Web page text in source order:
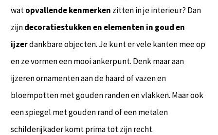
watopvallende kenmerken zitten in je interieur? Dan
zijndecoratiestukken en elementen in goud en
ijzerdankbare objecten. Je kunt er vele kanten mee op
en ze vormen een mooi ankerpunt. Denk maar aan
ijzeren ornamenten aan de haard of vazen en
bloempotten met gouden randen en vlakken. Maar ook
een spiegel met gouden rand of een metalen
schilderijkader komt prima tot zijn recht.